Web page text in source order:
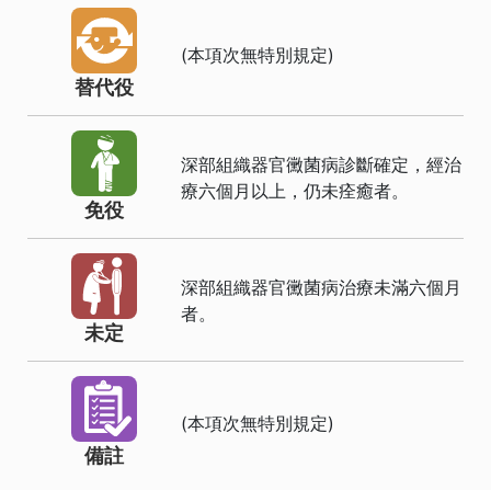
替代役
(本項次無特別規定)
免役
深部組織器官黴菌病診斷確定，經治
療六個月以上，仍未痊癒者。
未定
深部組織器官黴菌病治療未滿六個月
者。
備註
(本項次無特別規定)